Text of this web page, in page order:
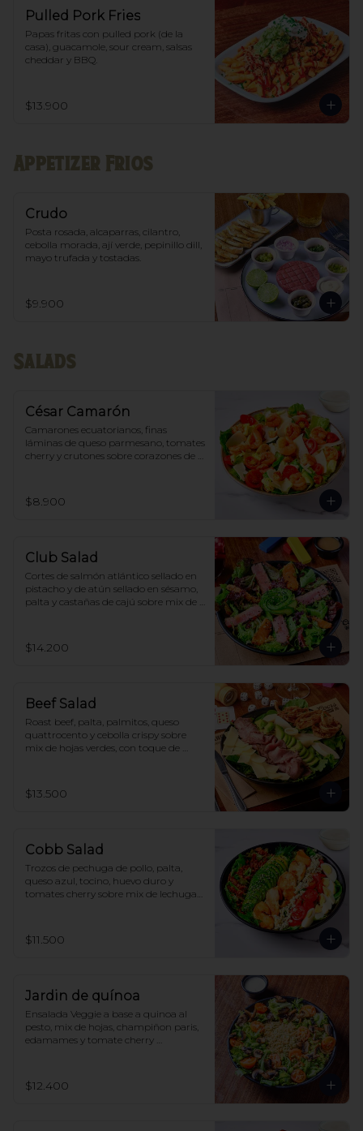
Pulled Pork Fries
Papas fritas con pulled pork (de la
casa), guacamole, sour cream, salsas
cheddar y BBQ.
$13.900
Appetizer Frios
Crudo
Posta rosada, alcaparras, cilantro,
cebolla morada, ají verde, pepinillo dill,
mayo trufada y tostadas.
$9.900
Salads
César Camarón
Camarones ecuatorianos, finas
láminas de queso parmesano, tomates
cherry y crutones sobre corazones de
$8.900
Club Salad
Cortes de salmón atlántico sellado en
pistacho y de atún sellado en sésamo,
palta y castañas de cajú sobre mix de
$14.200
Beef Salad
Roast beef, palta, palmitos, queso
quattrocento y cebolla crispy sobre
mix de hojas verdes, con toque de
$13.500
Cobb Salad
Trozos de pechuga de pollo, palta,
queso azul, tocino, huevo duro y
tomates cherry sobre mix de lechugas,
$11.500
Jardin de quínoa
Ensalada Veggie a base a quinoa al
pesto, mix de hojas, champiñon paris,
edamames y tomate cherry
$12.400